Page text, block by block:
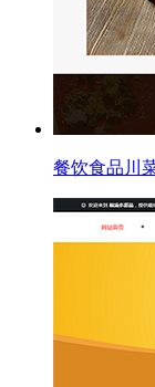
餐饮食品川